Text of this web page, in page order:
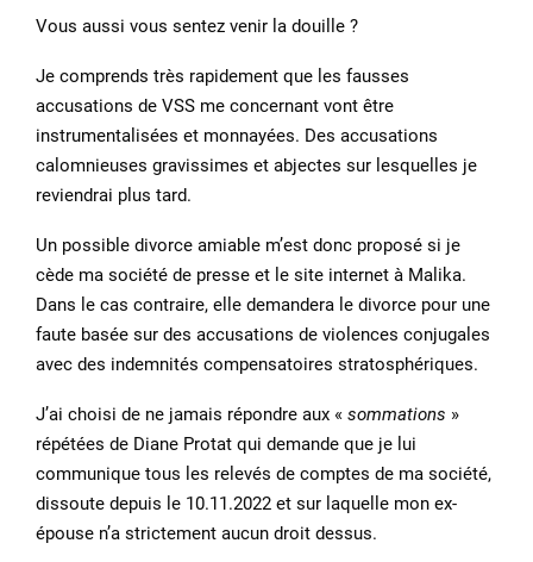
Vous aussi vous sentez venir la douille ?
Je comprends très rapidement que les fausses
accusations de VSS me concernant vont être
instrumentalisées et monnayées. Des accusations
calomnieuses gravissimes et abjectes sur lesquelles je
reviendrai plus tard.
Un possible divorce amiable m’est donc proposé si je
cède ma société de presse et le site internet à Malika.
Dans le cas contraire, elle demandera le divorce pour une
faute basée sur des accusations de violences conjugales
avec des indemnités compensatoires stratosphériques.
J’ai choisi de ne jamais répondre aux « sommations »
répétées de Diane Protat qui demande que je lui
communique tous les relevés de comptes de ma société,
dissoute depuis le 10.11.2022 et sur laquelle mon ex-
épouse n’a strictement aucun droit dessus.